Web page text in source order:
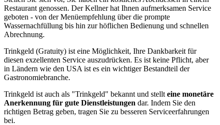
Restaurant genossen. Der Kellner hat Ihnen aufmerksamen Service
geboten - von der Menüempfehlung über die prompte
Wassernachfüllung bis hin zur höflichen Bedienung und schnellen
Abrechnung.
Trinkgeld (Gratuity) ist eine Möglichkeit, Ihre Dankbarkeit für
diesen exzellenten Service auszudrücken. Es ist keine Pflicht, aber
in Ländern wie den USA ist es ein wichtiger Bestandteil der
Gastronomiebranche.
Trinkgeld ist auch als "Trinkgeld" bekannt und stellt eine monetäre
Anerkennung für gute Dienstleistungen dar. Indem Sie den
richtigen Betrag geben, tragen Sie zu besseren Serviceerfahrungen
bei.